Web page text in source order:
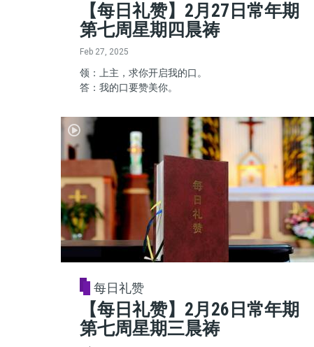
【每日礼赞】2月27日常年期
第七周星期四晨祷
Feb 27, 2025
领：上主，求你开启我的口。
答：我的口要赞美你。
每日礼赞
【每日礼赞】2月26日常年期
第七周星期三晨祷